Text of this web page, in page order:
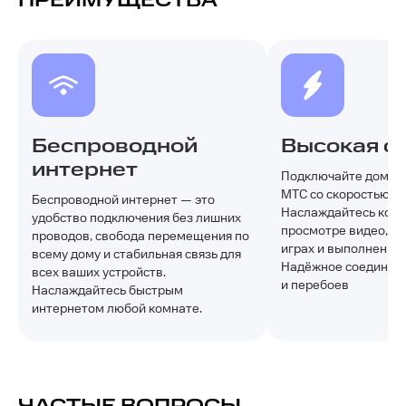
Беспроводной
интернет
Беспроводной интернет — это
удобство подключения без лишних
проводов, свобода перемещения по
всему дому и стабильная связь для
всех ваших устройств.
Наслаждайтесь быстрым
интернетом любой комнате.
Высокая
Подключайте
МТС со скоростью до
Наслаждайтесь
просмотре видео,
играх и выполнении
Надёжное
и перебоев